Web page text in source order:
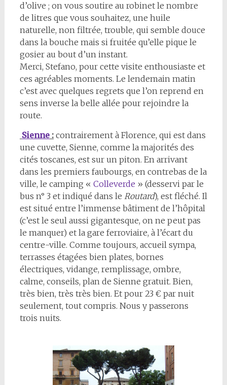
d’olive ; on vous soutire au robinet le nombre
de litres que vous souhaitez, une huile
naturelle, non filtrée, trouble, qui semble douce
dans la bouche mais si fruitée qu’elle pique le
gosier au bout d’un instant.
Merci, Stefano, pour cette visite enthousiaste et
ces agréables moments. Le lendemain matin
c’est avec quelques regrets que l’on reprend en
sens inverse la belle allée pour rejoindre la
route.
Sienne:contrairement à Florence, qui est dans
une cuvette, Sienne, comme la majorités des
cités toscanes, est sur un piton. En arrivant
dans les premiers faubourgs, en contrebas de la
ville, le camping « Colleverde » (desservi par le
bus n° 3 et indiqué dans le Routard), est fléché. Il
est situé entre l’immense bâtiment de l’hôpital
(c’est le seul aussi gigantesque, on ne peut pas
le manquer) et la gare ferroviaire, à l’écart du
centre-ville. Comme toujours, accueil sympa,
terrasses étagées bien plates, bornes
électriques, vidange, remplissage, ombre,
calme, conseils, plan de Sienne gratuit. Bien,
très bien, très très bien. Et pour 23 € par nuit
seulement, tout compris. Nous y passerons
trois nuits.